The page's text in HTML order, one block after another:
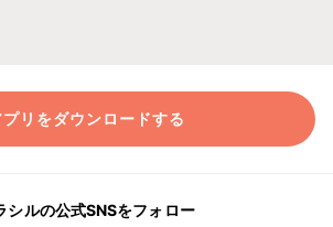
プリをダウンロードする
シルの公式SNSをフォロー